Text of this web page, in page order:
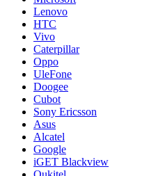
Lenovo
HTC
Vivo
Caterpillar
Oppo
UleFone
Doogee
Cubot
Sony Ericsson
Asus
Alcatel
Google
iGET Blackview